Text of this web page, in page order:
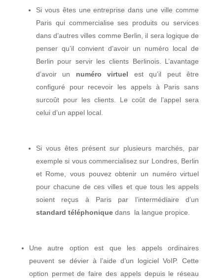
Si vous êtes une entreprise dans une ville comme
Paris qui commercialise ses produits ou services
dans d’autres villes comme Berlin, il sera logique de
penser qu’il convient d’avoir un numéro local de
Berlin pour servir les clients Berlinois. L’avantage
d’avoir un numéro virtuel est qu’il peut être
configuré pour recevoir les appels à Paris sans
surcoût pour les clients. Le coût de l’appel sera
celui d’un appel local.
Si vous êtes présent sur plusieurs marchés, par
exemple si vous commercialisez sur Londres, Berlin
et Rome, vous pouvez obtenir un numéro virtuel
pour chacune de ces villes et que tous les appels
soient reçus à Paris par l’intermédiaire d’un
standard téléphonique dans la langue propice.
Une autre option est que les appels ordinaires
peuvent se dévier à l’aide d’un logiciel VoIP. Cette
option permet de faire des appels depuis le réseau